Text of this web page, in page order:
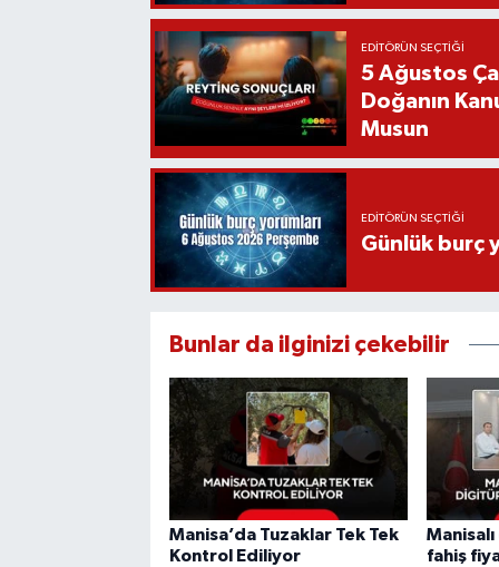
EDITÖRÜN SEÇTIĞI
5 Ağustos
Doğanın
Musun
EDITÖRÜN SEÇTIĞI
Günlük burç
Bunlar da ilginizi çekebilir
Manisa’da Tuzaklar Tek Tek
Kontrol Ediliyor
fahiş